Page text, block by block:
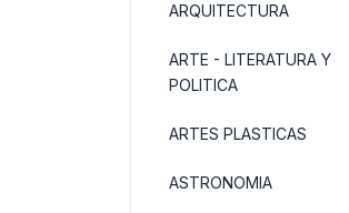
ARQUITECTURA
ARTE - LITERATURA Y
POLITICA
ARTES PLASTICAS
ASTRONOMIA